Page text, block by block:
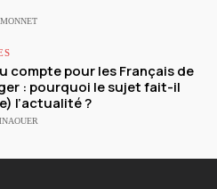
compte pour les Français de
: pourquoi le sujet fait-il
l’actualité ?